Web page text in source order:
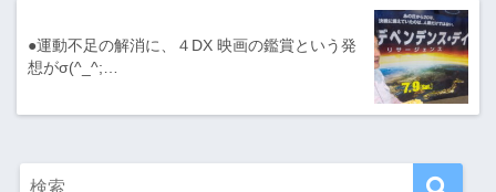
●運動不足の解消に、４DX 映画の鑑賞という発
想がσ(^_^;…